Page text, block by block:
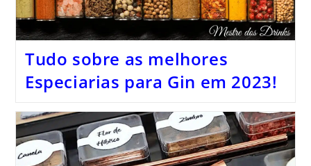
Tudo sobre as melhores
Especiarias para Gin em 2023!